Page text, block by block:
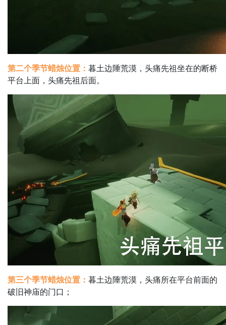
第二个季节蜡烛位置： 暮土边陲荒漠，头痛先祖坐在的断桥
平台上面，头痛先祖后面。
第三个季节蜡烛位置： 暮土边陲荒漠，头痛所在平台前面的
破旧神庙的门口；